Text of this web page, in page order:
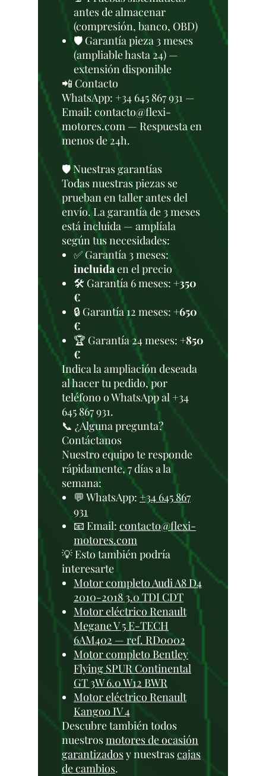
antes de almacenar
(compresión, banco, OBD)
🛡️ Garantía pieza 3 meses
(ampliable hasta 24) —
extensión disponible
📲 Contacto
WhatsApp: +34 645 867 931 —
Email: contacto@flexi-
motores.com — Respuesta en
menos de 24h.
🛡️ Nuestras garantías
Todas nuestras piezas se
prueban en taller antes del
envío. La garantía de 3 meses
está incluida — amplíala
según tus necesidades:
✅ Garantía 3 meses:
incluidaen el precio
🛠️ Garantía 6 meses: +350
€
🔒 Garantía 12 meses: +650
€
🏆 Garantía 24 meses: +850
€
Indica la ampliación deseada
al hacer tu pedido, por
teléfono o WhatsApp al +34
645 867 931.
📞 ¿Alguna pregunta?
Contáctanos
Nuestro equipo te responde
rápidamente, 7 días a la
semana:
💬 WhatsApp: +34 645 867
931
📧 Email: contacto@flexi-
motores.com
💡 Esto también podría
interesarte
Motor completo Audi A8 D4
2010-2018 3.0 TDI CDT
Motor eléctrico Renault
Megane V 5 E-TECH
6AM402 — ref. RD0002
Motor completo Bentley
Flying SPUR Continental
GT 3W 6.0 W12 BWR
Motor eléctrico Renault
Kangoo IV 4
Descubre también todos
nuestrosmotores de ocasión
garantizadosy nuestrascajas
de cambios.